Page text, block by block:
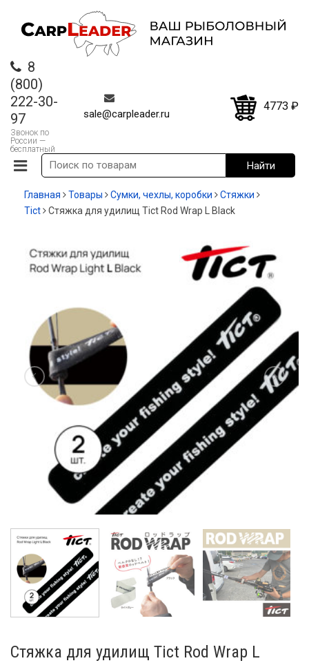
8
(800)
222-30-
97
Звонок по
России —
бесплатный
sale@carpleader.ru
4773 ₽
Главная Товары Сумки, чехлы, коробки
Стяжки
Tict
Стяжка для удилищ Tict Rod Wrap L Black
Стяжка для удилищ Tict Rod Wrap L